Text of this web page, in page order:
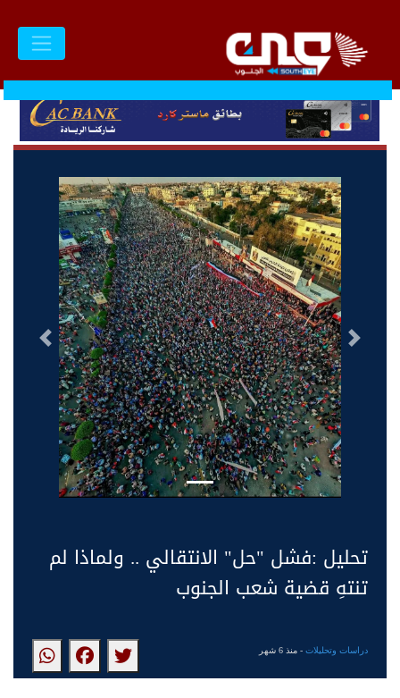
التالى السابق
تحليل :فشل "حل" الانتقالي .. ولماذا لم
تنتهِ قضية شعب الجنوب
دراسات وتحليلات- منذ 6 شهر